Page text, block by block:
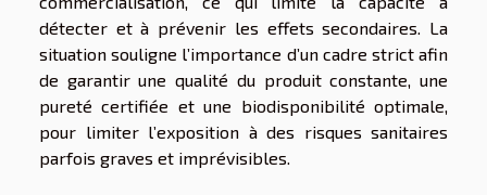
détecter et à prévenir les effets secondaires. La
situation souligne l’importance d’un cadre strict afin
de garantir une qualité du produit constante, une
pureté certifiée et une biodisponibilité optimale,
pour limiter l’exposition à des risques sanitaires
parfois graves et imprévisibles.